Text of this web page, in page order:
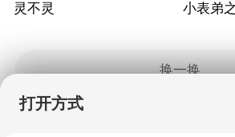
灵不灵
换一换
打开方式